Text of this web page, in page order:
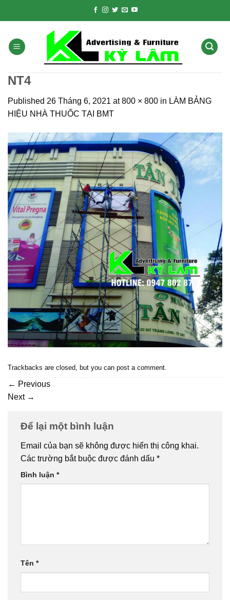
NT4
Published 26 Tháng 6, 2021 at800 × 800 in LÀM BẢNG
HIỆU NHÀ THUỐC TẠI BMT
Trackbacks are closed, but you can post a comment.
← Previous
Next →
Để lại một bình luận
Email của bạn sẽ không được hiển thị công khai.
Các trường bắt buộc được đánh dấu *
Bình luận *
Tên *